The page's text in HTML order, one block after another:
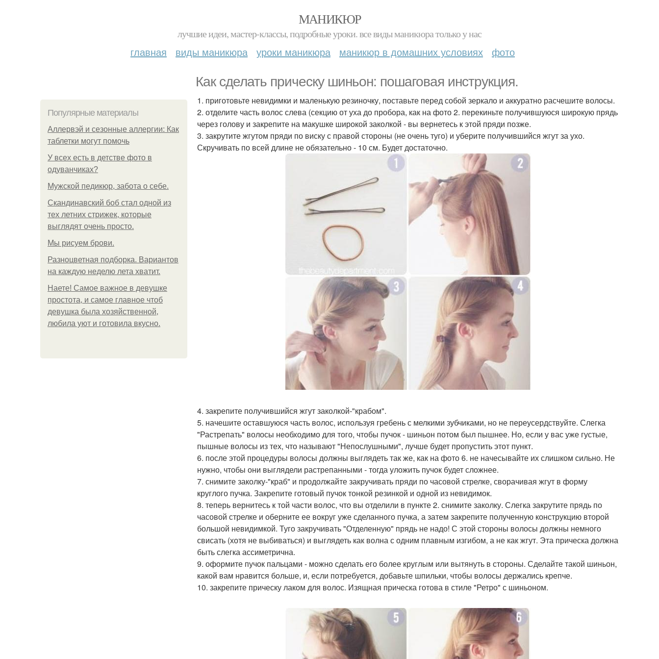
МАНИКЮР
лучшие идеи, мастер-классы, подробные уроки. все виды маникюра только у нас
главная виды маникюра уроки маникюра маникюр в домашних условиях фото
Как сделать прическу шиньон: пошаговая инструкция.
Популярные материалы
Аллервэй и сезонные аллергии: Как
таблетки могут помочь
У всех есть в детстве фото в
одуванчиках?
Мужской педикюр, забота о себе.
Скандинавский боб стал одной из
тех летних стрижек, которые
выглядят очень просто.
Мы рисуем брови.
Разноцветная подборка. Вариантов
на каждую неделю лета хватит.
Наете! Самое важное в девушке
простота, и самое главное чтоб
девушка была хозяйственной,
любила уют и готовила вкусно.
1. приготовьте невидимки и маленькую резиночку, поставьте перед собой зеркало и аккуратно расчешите волосы.
2. отделите часть волос слева (секцию от уха до пробора, как на фото 2. перекиньте получившуюся широкую прядь
через голову и закрепите на макушке широкой заколкой - вы вернетесь к этой пряди позже.
3. закрутите жгутом пряди по виску с правой стороны (не очень туго) и уберите получившийся жгут за ухо.
Скручивать по всей длине не обязательно - 10 см. Будет достаточно.
4. закрепите получившийся жгут заколкой-"крабом".
5. начешите оставшуюся часть волос, используя гребень с мелкими зубчиками, но не переусердствуйте. Слегка
"Растрепать" волосы необходимо для того, чтобы пучок - шиньон потом был пышнее. Но, если у вас уже густые,
пышные волосы из тех, что называют "Непослушными", лучше будет пропустить этот пункт.
6. после этой процедуры волосы должны выглядеть так же, как на фото 6. не начесывайте их слишком сильно. Не
нужно, чтобы они выглядели растрепанными - тогда уложить пучок будет сложнее.
7. снимите заколку-"краб" и продолжайте закручивать пряди по часовой стрелке, сворачивая жгут в форму
круглого пучка. Закрепите готовый пучок тонкой резинкой и одной из невидимок.
8. теперь вернитесь к той части волос, что вы отделили в пункте 2. снимите заколку. Слегка закрутите прядь по
часовой стрелке и оберните ее вокруг уже сделанного пучка, а затем закрепите полученную конструкцию второй
большой невидимкой. Туго закручивать "Отделенную" прядь не надо! С этой стороны волосы должны немного
свисать (хотя не выбиваться) и выглядеть как волна с одним плавным изгибом, а не как жгут. Эта прическа должна
быть слегка ассиметрична.
9. оформите пучок пальцами - можно сделать его более круглым или вытянуть в стороны. Сделайте такой шиньон,
какой вам нравится больше, и, если потребуется, добавьте шпильки, чтобы волосы держались крепче.
10. закрепите прическу лаком для волос. Изящная прическа готова в стиле "Ретро" с шиньоном.